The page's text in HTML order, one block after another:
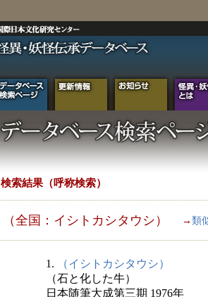
検索結果（呼称検索）
（全国：イシトカシタウシ） → 類
1.
（イシトカシタウシ）
（石と化した牛）
日本随筆大成第三期 1976年